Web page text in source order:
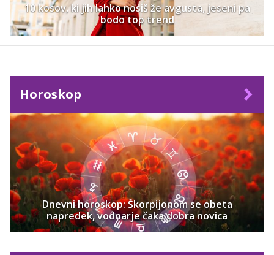
10 kosov, ki jih lahko nosiš že avgusta, jeseni pa
bodo top trend
Horoskop
Dnevni horoskop: Škorpijonom se obeta
napredek, vodnarje čaka dobra novica